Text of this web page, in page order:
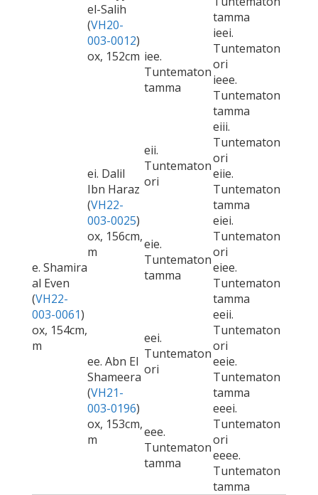
el-Salih
(VH20-
003-0012)
ox, 152cm
tamma
iee.
Tuntematon
tamma
ieei.
Tuntematon
ori
ieee.
Tuntematon
tamma
e. Shamira
al Even
(VH22-
003-0061)
ox, 154cm,
m
ei. Dalil
Ibn Haraz
(VH22-
003-0025)
ox, 156cm,
m
eii.
Tuntematon
ori
eiii.
Tuntematon
ori
eiie.
Tuntematon
tamma
eie.
Tuntematon
tamma
eiei.
Tuntematon
ori
eiee.
Tuntematon
tamma
ee. Abn El
Shameera
(VH21-
003-0196)
ox, 153cm,
m
eei.
Tuntematon
ori
eeii.
Tuntematon
ori
eeie.
Tuntematon
tamma
eee.
Tuntematon
tamma
eeei.
Tuntematon
ori
eeee.
Tuntematon
tamma